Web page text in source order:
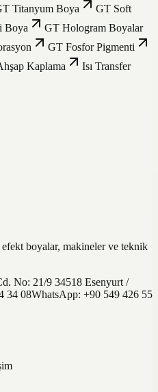
Titanyum Boya
GT Soft
Boya
GT Hologram Boyalar
GT Fosfor Pigmenti
Kaplama
Isı Transfer
boyalar, makineler ve teknik
No: 21/9 34518 Esenyurt /
34 08WhatsApp: +90 549 426 55